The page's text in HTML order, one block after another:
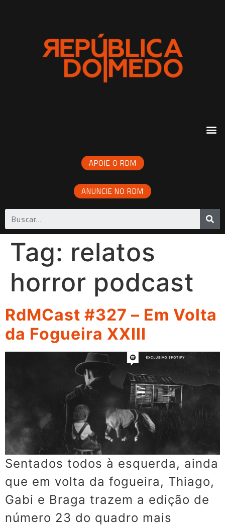
APOIE O RDM
ANUNCIE NO RDM
Tag: relatos
horror podcast
RdMCast #327 – Em Volta
da Fogueira XXIII
Sentados todos à esquerda, ainda
que em volta da fogueira, Thiago,
Gabi e Braga trazem a edição de
número 23 do quadro mais